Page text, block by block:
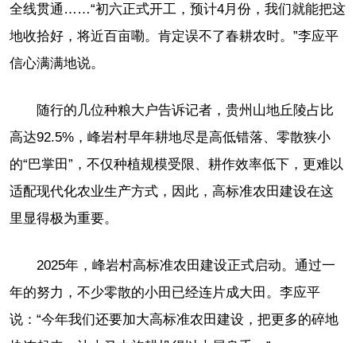
全线贯通……“初六正式开工，预计4月份，我们就能把这
地收拾好，将近百亩嘞。肯定误不了春耕农时。”李应平
信心满满地说。
随行的几位种粮大户告诉记者，贵州山地丘陵占比
高达92.5%，峰岩村早年耕地尽是高低错落、零散狭小
的“巴掌田”，不仅种植规模受限、耕作效率低下，更难以
适配现代化农业生产方式，因此，高标准农田建设在这
里显得极为重要。
2025年，峰岩村高标准农田建设正式启动。通过一
年的努力，不少零散的小田已经连片成大田。李应平
说：“今年我们还要加大高标准农田建设，把更多的碎地